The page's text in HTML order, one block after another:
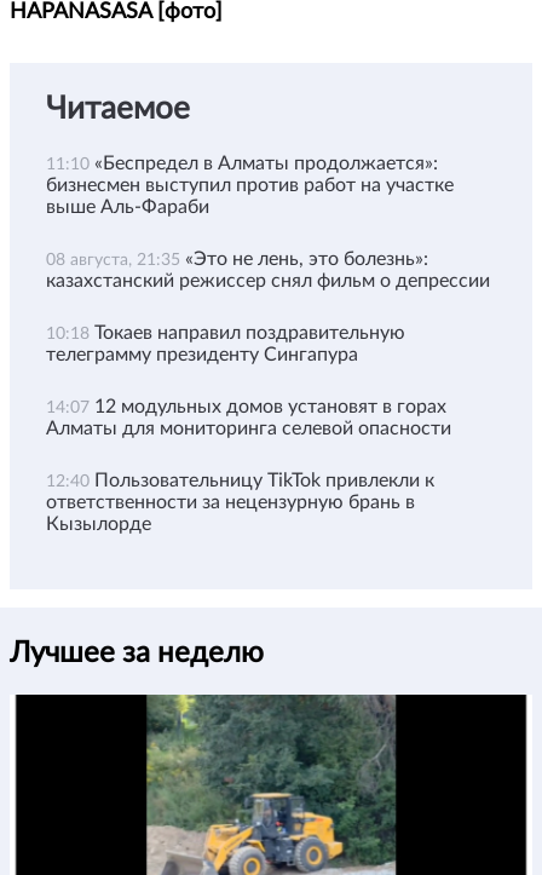
HAPANASASA [фото]
Читаемое
11:10 «Беспредел в Алматы продолжается»:
бизнесмен выступил против работ на участке
выше Аль-Фараби
08 августа, 21:35 «Это не лень, это болезнь»:
казахстанский режиссер снял фильм о депрессии
10:18 Токаев направил поздравительную
телеграмму президенту Сингапура
14:07 12 модульных домов установят в горах
Алматы для мониторинга селевой опасности
12:40 Пользовательницу TikTok привлекли к
ответственности за нецензурную брань в
Кызылорде
Лучшее за неделю